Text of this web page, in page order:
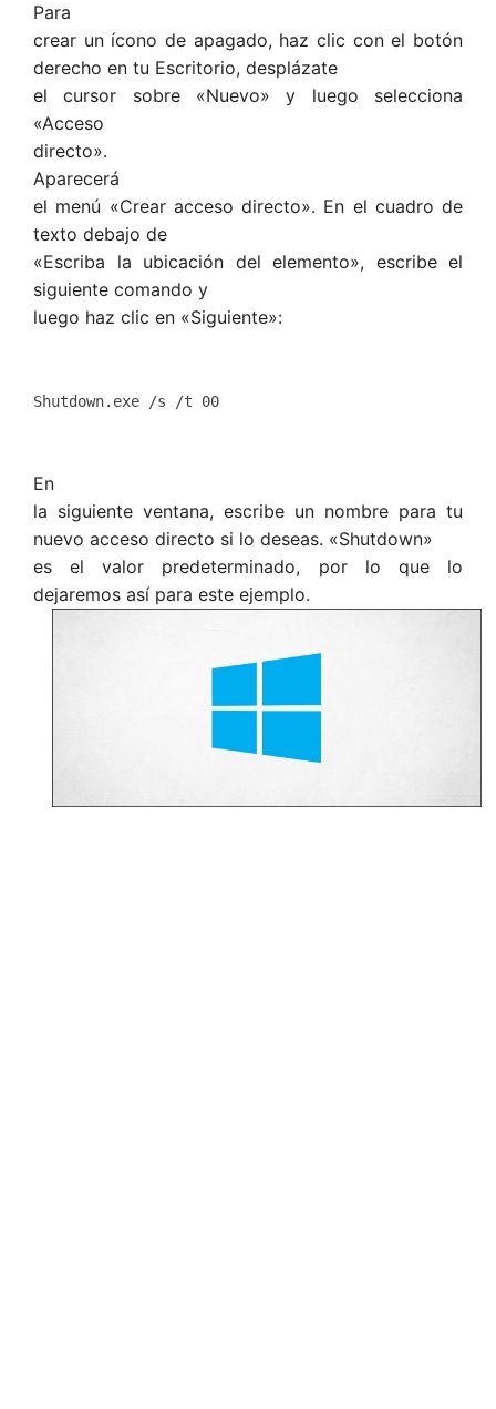
Para
crear un ícono de apagado, haz clic con el botón
derecho en tu Escritorio, desplázate
el cursor sobre «Nuevo» y luego selecciona
«Acceso
directo».
Aparecerá
el menú «Crear acceso directo». En el cuadro de
texto debajo de
«Escriba la ubicación del elemento», escribe el
siguiente comando y
luego haz clic en «Siguiente»:
Shutdown.exe /s /t 00
En
la siguiente ventana, escribe un nombre para tu
nuevo acceso directo si lo deseas. «Shutdown»
es el valor predeterminado, por lo que lo
dejaremos así para este ejemplo.